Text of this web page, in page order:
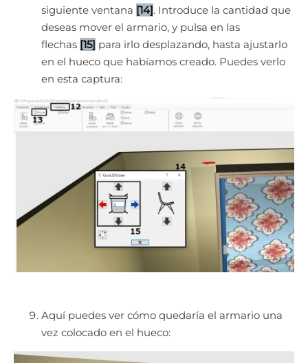
siguiente ventana [14]. Introduce la cantidad que
deseas mover el armario, y pulsa en las
flechas [15] para irlo desplazando, hasta ajustarlo
en el hueco que habíamos creado. Puedes verlo
en esta captura:
Aquí puedes ver cómo quedaría el armario una
vez colocado en el hueco: